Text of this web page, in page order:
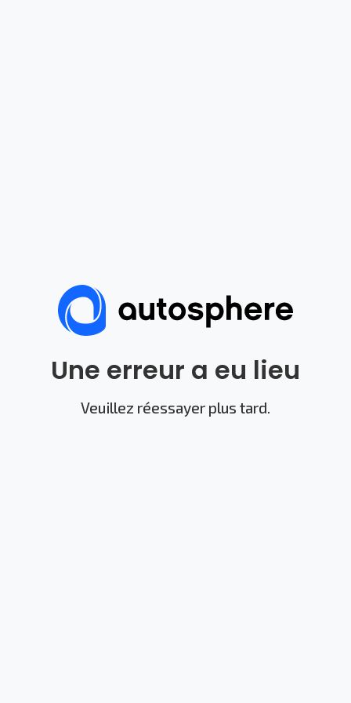
Une erreur a eu lieu
Veuillez réessayer plus tard.